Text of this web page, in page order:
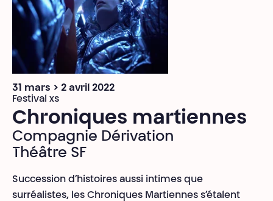
31 mars > 2 avril 2022
Festival xs
Chroniques martiennes
Compagnie Dérivation
Théâtre SF
Succession d’histoires aussi intimes que
surréalistes, les Chroniques Martiennes s’étalent